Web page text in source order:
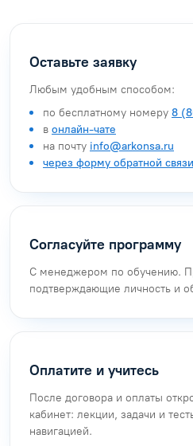
Оставьте заявку
Любым удобным способом:
по бесплатному номеру 8
в онлайн-чате
на почту info@arkonsa.ru
через форму обратной связи
Согласуйте программу
С менеджером по обучению.
подтверждающие личность и
Оплатите и учитесь
После договора и оплаты
кабинет: лекции, задачи и
навигацией.